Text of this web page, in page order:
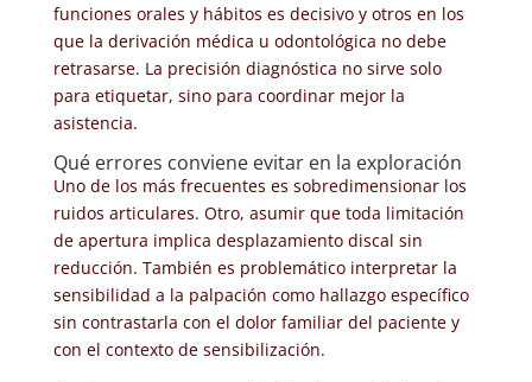
funciones orales y hábitos es decisivo y otros en los
que la derivación médica u odontológica no debe
retrasarse. La precisión diagnóstica no sirve solo
para etiquetar, sino para coordinar mejor la
asistencia.
Qué errores conviene evitar en la exploración
Uno de los más frecuentes es sobredimensionar los
ruidos articulares. Otro, asumir que toda limitación
de apertura implica desplazamiento discal sin
reducción. También es problemático interpretar la
sensibilidad a la palpación como hallazgo específico
sin contrastarla con el dolor familiar del paciente y
con el contexto de sensibilización.